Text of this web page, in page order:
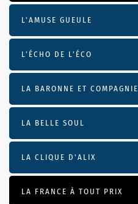
L'AMUSE GUEULE
L’ÉCHO DE L’ÉCO
LA BARONNE ET COMPAGNIE
LA BELLE SOUL
LA CLIQUE D'ALIX
LA FRANCE À TOUT PRIX